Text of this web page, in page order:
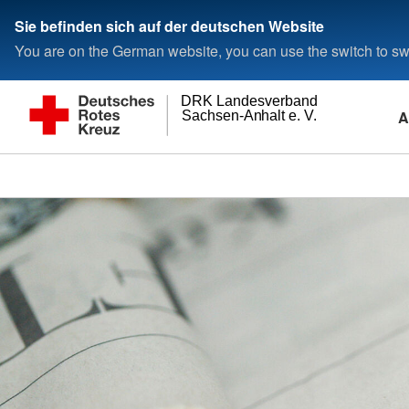
Sie befinden sich auf der deutschen Website
You are on the German website, you can use the switch to
Sachsen-Anhalt e. V.
DRK Landesverband